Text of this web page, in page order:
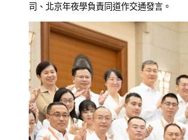
司、北京年夜學負責同道作交通發言。